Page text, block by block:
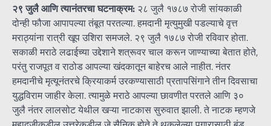
२९ जुलै आणि त्यानंतरचा घटनाक्रम: २८ जुलै १७८७ रोजी सांयकाळी
दोन्ही फौजा आपापल्या तंबूत परतल्या. हमदानी मृत्युमुखी पडल्याचे वृत्त
मराठ्यांना रात्री खूप उशिरा समजले. २९ जुलै १७८७ रोजी रविवार होता.
सकाळी मराठे लढाईच्या उद्देशाने शत्रूवर चाल करून जाण्याच्या बेतात होते,
परंतु राजपूत व राठोड आपल्या खंदकातून बाहेरच आले नाहीत. नंतर
हमदानीचे मृत्यूनंतरचे क्रियाकर्म उरकण्यासाठी प्रतापसिंगाने तीन दिवसाचा
युद्धविराम जाहीर केला. त्यामुळे मराठे आपल्या छावणीत परतले आणि ३०
जुलै नंतर लालसोट येथील खऱ्या नाटकास सुरुवात झाली. ते नाटक म्हणजे